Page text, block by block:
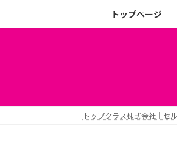
トップページ
トップクラス株式会社｜セ